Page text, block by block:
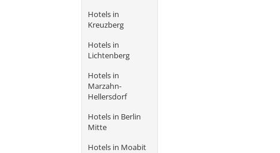
Hotels in
Kreuzberg
Hotels in
Lichtenberg
Hotels in
Marzahn-
Hellersdorf
Hotels in Berlin
Mitte
Hotels in Moabit